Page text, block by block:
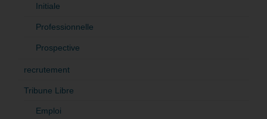
Initiale
Professionnelle
Prospective
recrutement
Tribune Libre
Emploi